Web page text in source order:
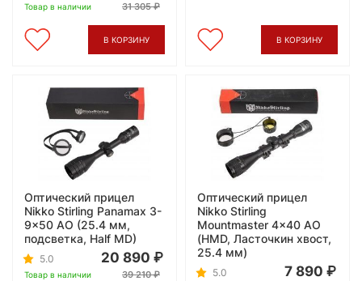
Товар в наличии 31 305
В КОРЗИНУ В КОРЗИНУ
Оптический прицел
Nikko Stirling Panamax 3-
9x50 AO (25.4 мм,
подсветка, Half MD)
5.0
Товар в наличии
20 890
39 210
Оптический прицел
Nikko Stirling
Mountmaster 4x40 AO
(HMD, Ласточкин хвост,
25.4 мм)
5.0 7 890